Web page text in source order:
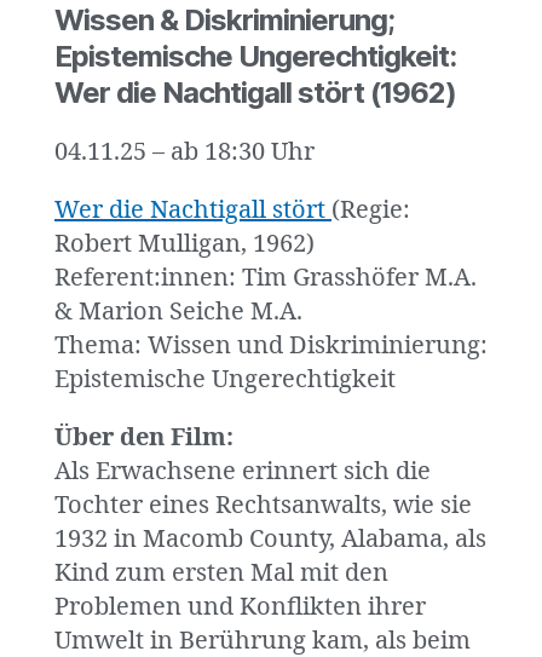
Wissen & Diskriminierung;
Epistemische Ungerechtigkeit:
Wer die Nachtigall stört (1962)
04.11.25 – ab 18:30 Uhr
Wer die Nachtigall stört (Regie:
Robert Mulligan, 1962)
Referent:innen: Tim Grasshöfer M.A.
& Marion Seiche M.A.
Thema: Wissen und Diskriminierung:
Epistemische Ungerechtigkeit
Über den Film:
Als Erwachsene erinnert sich die
Tochter eines Rechtsanwalts, wie sie
1932 in Macomb County, Alabama, als
Kind zum ersten Mal mit den
Problemen und Konflikten ihrer
Umwelt in Berührung kam, als beim